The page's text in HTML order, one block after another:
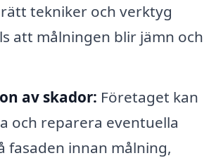
tekniker och verktyg
att målningen blir jämn och
av skador: Företaget kan
och reparera eventuella
fasaden innan målning,